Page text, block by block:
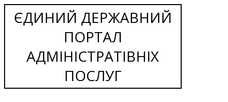
ЄДИНИЙ ДЕРЖАВНИЙ
ПОРТАЛ
АДМІНІСТРАТІВНІХ
ПОСЛУГ